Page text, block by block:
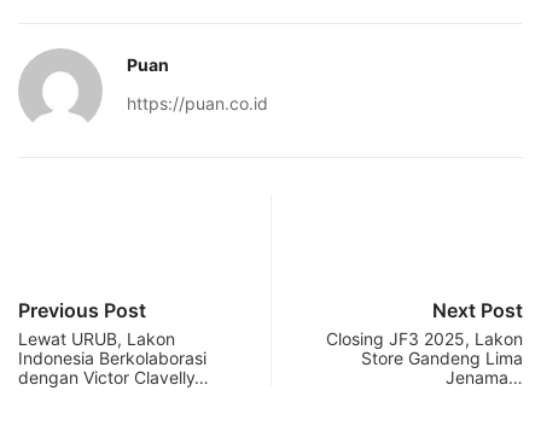
Puan
https://puan.co.id
Previous Post
Lewat URUB, Lakon
Indonesia Berkolaborasi
dengan Victor Clavelly…
Next Post
Closing JF3 2025, Lakon
Store Gandeng Lima
Jenama…